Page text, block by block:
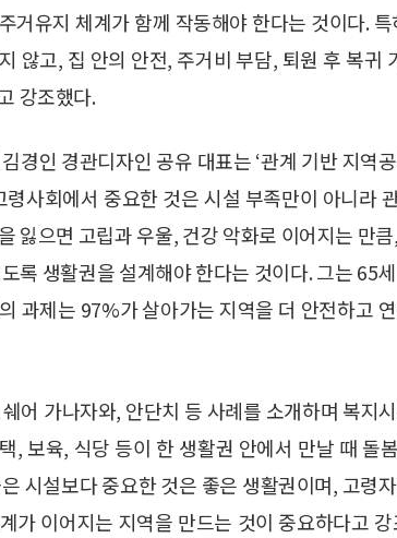
거유지 체계가 함께 작동해야 한다는 것이다.
않고, 집 안의 안전, 주거비 부담, 퇴원 후 복귀
강조했다.
경인 경관디자인 공유 대표는 ‘관계 기반 지역
령사회에서 중요한 것은 시설 부족만이 아니라
잃으면 고립과 우울, 건강 악화로 이어지는 만
록 생활권을 설계해야 한다는 것이다. 그는 65
과제는 97%가 살아가는 지역을 더 안전하고
어 가나자와, 안단치 등 사례를 소개하며 복지
, 보육, 식당 등이 한 생활권 안에서 만날 때 돌
시설보다 중요한 것은 좋은 생활권이며, 고령
가 이어지는 지역을 만드는 것이 중요하다고